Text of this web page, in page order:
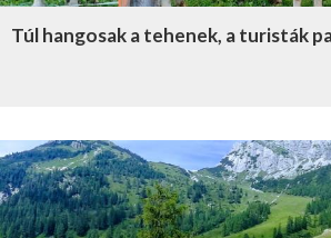
Túl hangosak a tehenek, a turisták